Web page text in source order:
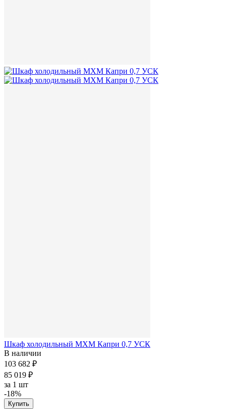
Шкаф холодильный МХМ Капри 0,7 УСК
В наличии
103 682 ₽
85 019 ₽
за 1 шт
-18%
Купить